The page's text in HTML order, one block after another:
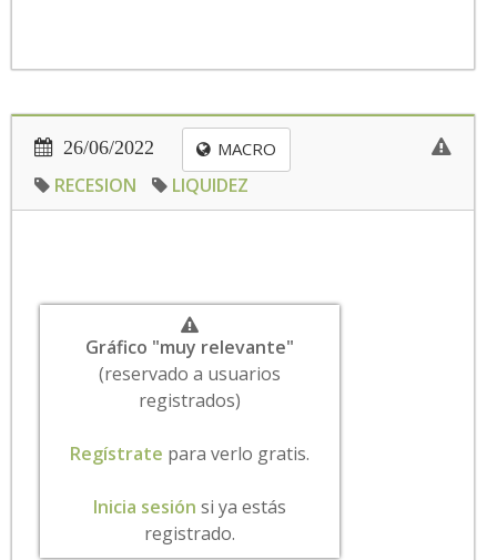
26/06/2022 MACRO
RECESION LIQUIDEZ
Gráfico "muy relevante"
(reservado a usuarios
registrados)
Regístrate para verlo gratis.
Inicia sesión si ya estás
registrado.